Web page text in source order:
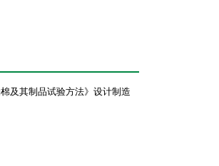
及其制品试验方法》设计制造